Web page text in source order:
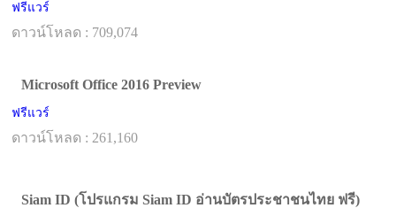
ฟรีแวร์
ดาวน์โหลด : 709,074
Microsoft Office 2016 Preview
ฟรีแวร์
ดาวน์โหลด : 261,160
Siam ID (โปรแกรม Siam ID อ่านบัตรประชาชนไทย ฟรี)